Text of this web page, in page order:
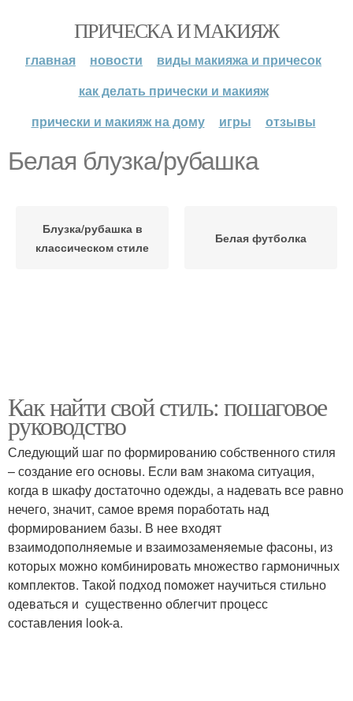
ПРИЧЕСКА И МАКИЯЖ
главная новости
виды макияжа и причесок
как делать прически и макияж
прически и макияж на дому
игры отзывы
Белая блузка/рубашка
Блузка/рубашка в
классическом стиле
Белая футболка
Как найти свой стиль: пошаговое
руководство
Следующий шаг по формированию собственного стиля
– создание его основы. Если вам знакома ситуация,
когда в шкафу достаточно одежды, а надевать все равно
нечего, значит, самое время поработать над
формированием базы. В нее входят
взаимодополняемые и взаимозаменяемые фасоны, из
которых можно комбинировать множество гармоничных
комплектов. Такой подход поможет научиться стильно
одеваться и существенно облегчит процесс
составления look-а.